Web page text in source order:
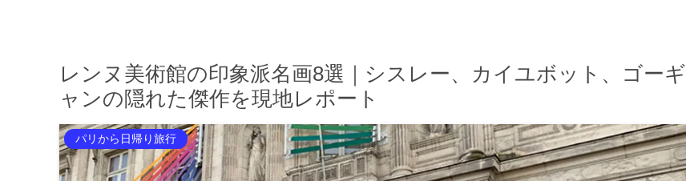
レンヌ美術館の印象派名画8選｜シスレー、カイユボット、ゴーギ
ャンの隠れた傑作を現地レポート
パリから日帰り旅行